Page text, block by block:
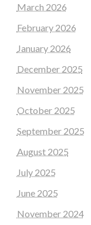
March 2026
February 2026
January 2026
December 2025
November 2025
October 2025
September 2025
August 2025
July 2025
June 2025
November 2024